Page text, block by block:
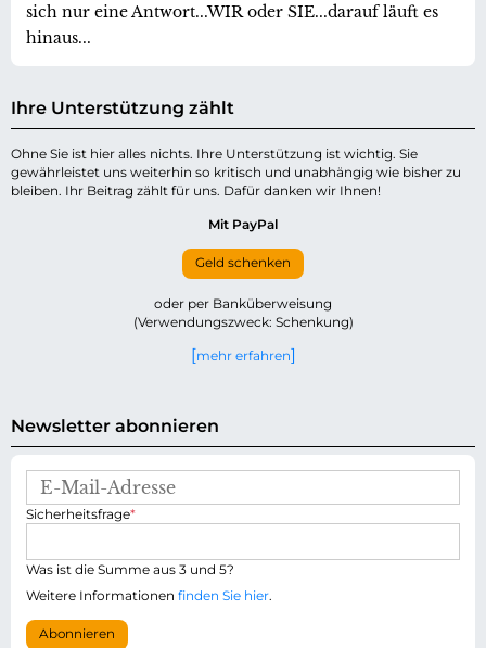
sich nur eine Antwort...WIR oder SIE...darauf läuft es
hinaus...
Ihre Unterstützung zählt
Ohne Sie ist hier alles nichts. Ihre Unterstützung ist wichtig. Sie
gewährleistet uns weiterhin so kritisch und unabhängig wie bisher zu
bleiben. Ihr Beitrag zählt für uns. Dafür danken wir Ihnen!
Mit PayPal
Geld schenken
oder per Banküberweisung
(Verwendungszweck: Schenkung)
mehr erfahren
Newsletter abonnieren
M
l
-
d
r
P
i
h
t
f
Sicherheitsfrage*
Was ist die Summe aus 3 und 5?
Weitere Informationen finden Sie hier.
Abonnieren